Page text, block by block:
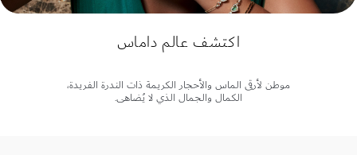
اكتشف عالم داماس
موطن لأرقى الماس والأحجار الكريمة ذات الندرة الفريدة،
الكمال والجمال الذي لا يُضاهى.